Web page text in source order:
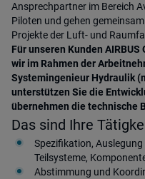
Ansprechpartner im Bereich
Piloten und gehen
Projekte der Luft- und
Für unseren Kunden
wir im Rahmen der
Systemingenieur Hydraulik
unterstützen Sie die
übernehmen die technische
Das sind Ihre
Spezifikation,
Teilsysteme,
Abstimmung und